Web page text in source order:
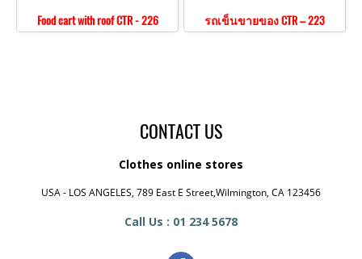
Food cart with roof CTR - 226 รถเข็นขายของ CTR – 223
CONTACT US
Clothes online stores
USA - LOS ANGELES, 789 East E Street,Wilmington, CA 123456
Call Us : 01 234 5678